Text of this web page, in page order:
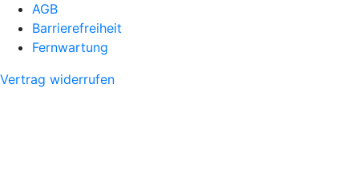
AGB
Barrierefreiheit
Fernwartung
Vertrag widerrufen